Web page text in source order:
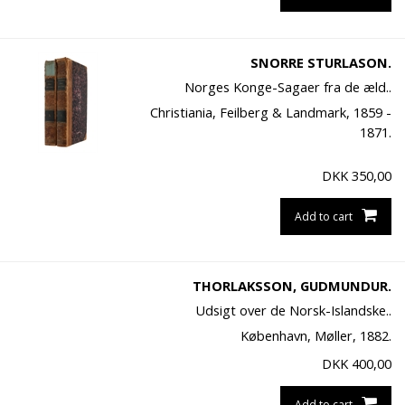
SNORRE STURLASON.
Norges Konge-Sagaer fra de æld..
Christiania, Feilberg & Landmark, 1859 -
1871.
DKK 350,00
Add to cart
THORLAKSSON, GUDMUNDUR.
Udsigt over de Norsk-Islandske..
København, Møller, 1882.
DKK 400,00